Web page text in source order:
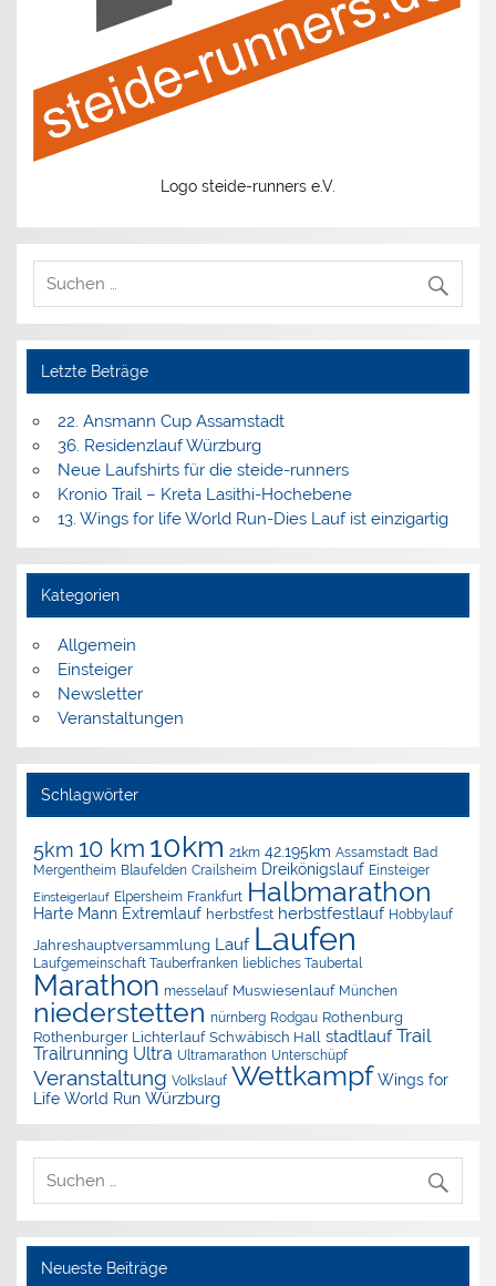
Logo steide-runners e.V.
Letzte Beträge
22. Ansmann Cup Assamstadt
36. Residenzlauf Würzburg
Neue Laufshirts für die steide-runners
Kronio Trail – Kreta Lasithi-Hochebene
13. Wings for life World Run-Dies Lauf ist einzigartig
Kategorien
Allgemein
Einsteiger
Newsletter
Veranstaltungen
Schlagwörter
5km 10 km 10km 21km 42.195km Assamstadt Bad
Mergentheim Blaufelden Crailsheim Dreikönigslauf Einsteiger
Einsteigerlauf Elpersheim Frankfurt Halbmarathon
Harte Mann Extremlauf herbstfest herbstfestlauf Hobbylauf
Jahreshauptversammlung Lauf Laufen
Laufgemeinschaft Tauberfranken liebliches Taubertal
Marathon messelauf Muswiesenlauf München
niederstetten nürnberg Rodgau Rothenburg
Rothenburger Lichterlauf Schwäbisch Hall stadtlauf Trail
Trailrunning Ultra Ultramarathon Unterschüpf
Veranstaltung Volkslauf Wettkampf Wings for
Life World Run Würzburg
Neueste Beiträge